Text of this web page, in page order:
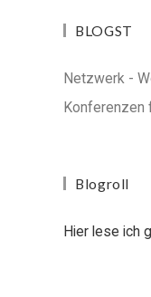
BLOGST
Netzwerk -
Konferenzen
Blogroll
Hier lese ich